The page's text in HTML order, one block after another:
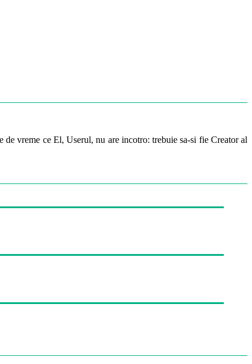
vreme ce El, Userul, nu are incotro: trebuie sa-si fie Creator al